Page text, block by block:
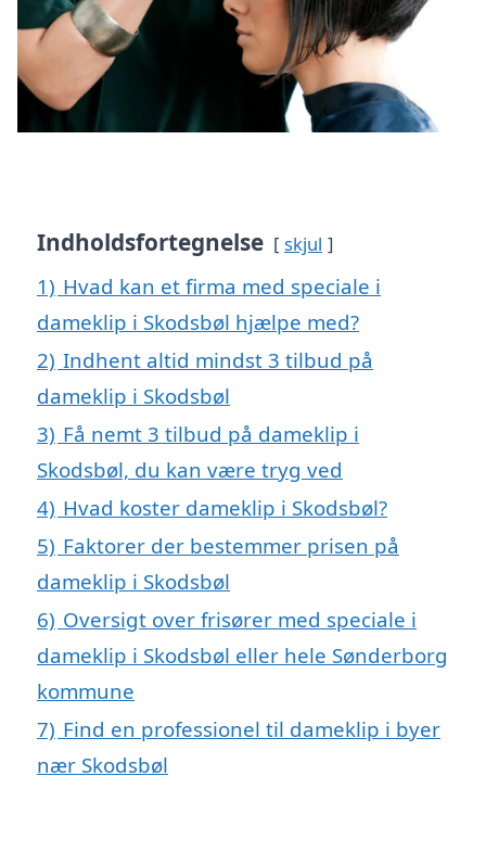
Indholdsfortegnelse skjul
1) Hvad kan et firma med speciale i
dameklip i Skodsbøl hjælpe med?
2) Indhent altid mindst 3 tilbud på
dameklip i Skodsbøl
3) Få nemt 3 tilbud på dameklip i
Skodsbøl, du kan være tryg ved
4) Hvad koster dameklip i Skodsbøl?
5) Faktorer der bestemmer prisen på
dameklip i Skodsbøl
6) Oversigt over frisører med speciale i
dameklip i Skodsbøl eller hele Sønderborg
kommune
7) Find en professionel til dameklip i byer
nær Skodsbøl